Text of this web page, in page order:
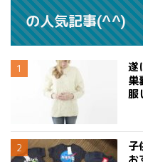
の人気記事(^^)
遂
巣
服
子